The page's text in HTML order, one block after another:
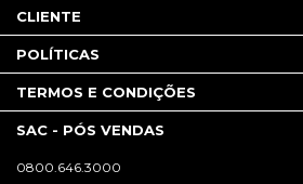
CLIENTE
POLÍTICAS
TERMOS E CONDIÇÕES
SAC - PÓS VENDAS
0800.646.3000